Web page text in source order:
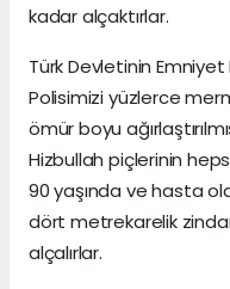
kadar alçaktırlar.
Türk Devletinin
Polisimizi yüzlerce
ömür boyu
Hizbullah piçlerinin
90 yaşında ve hasta
dört metrekarelik
alçalırlar.